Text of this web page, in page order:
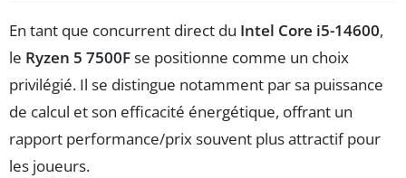
En tant que concurrent direct du Intel Core i5-14600,
le Ryzen 5 7500Fse positionne comme un choix
privilégié. Il se distingue notamment par sa puissance
de calcul et son efficacité énergétique, offrant un
rapport performance/prix souvent plus attractif pour
les joueurs.